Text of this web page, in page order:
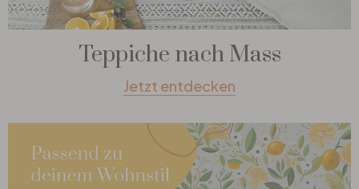
Teppiche nach Mass
Jetzt entdecken